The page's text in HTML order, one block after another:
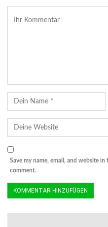
Save my name, email, and website in
comment.